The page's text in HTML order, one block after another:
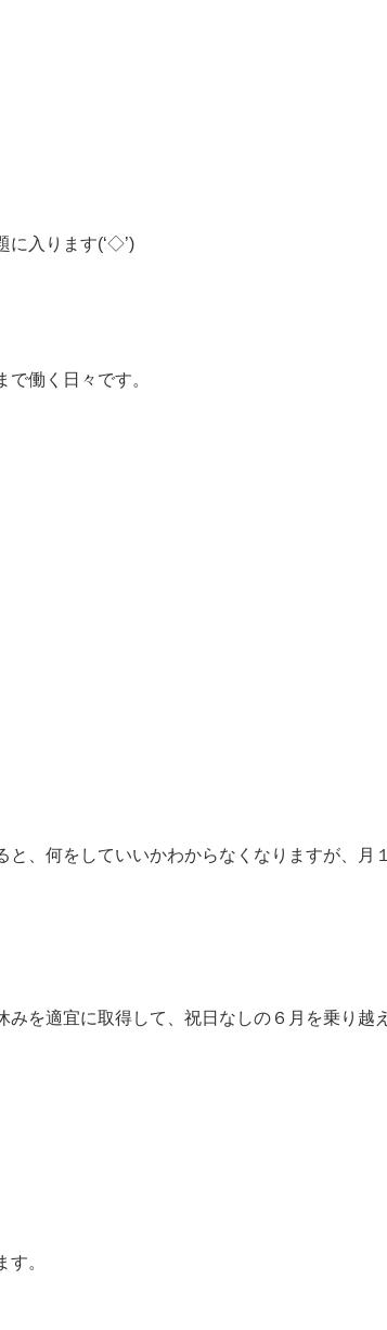
入ります(‘◇’)ゞ
働く日々です。
、何をしていいかわからなくなりますが、月
を適宜に取得して、祝日なしの６月を乗り越
。